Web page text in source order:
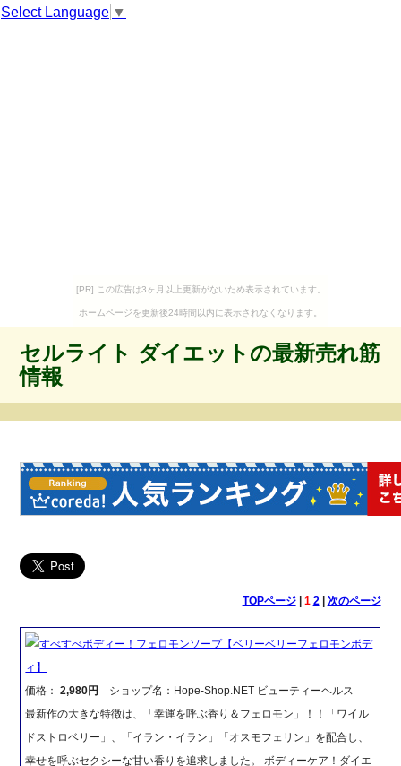
Select Language ▼
[PR] この広告は3ヶ月以上更新がないため表示されています。
ホームページを更新後24時間以内に表示されなくなります。
セルライト ダイエットの最新売れ筋
情報
TOPページ| 1 2| 次のページ
すべすべボディー！フェロモンソープ【ベリーベリーフェロモンボデ
ィ】
価格：2,980円
ショップ名：Hope-Shop.NET ビューティーヘルス
最新作の大きな特徴は、「幸運を呼ぶ香り＆フェロモン」！！「ワイル
ドストロベリー」、「イラン・イラン」「オスモフェリン」を配合し、
幸せを呼ぶセクシーな甘い香りを追求しました。 ボディーケア！ダイエ